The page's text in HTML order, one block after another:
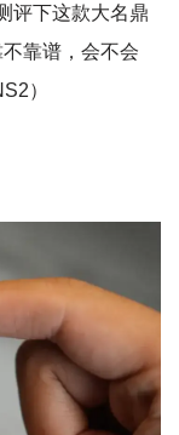
评下这款大名鼎
靠谱，会不会
）